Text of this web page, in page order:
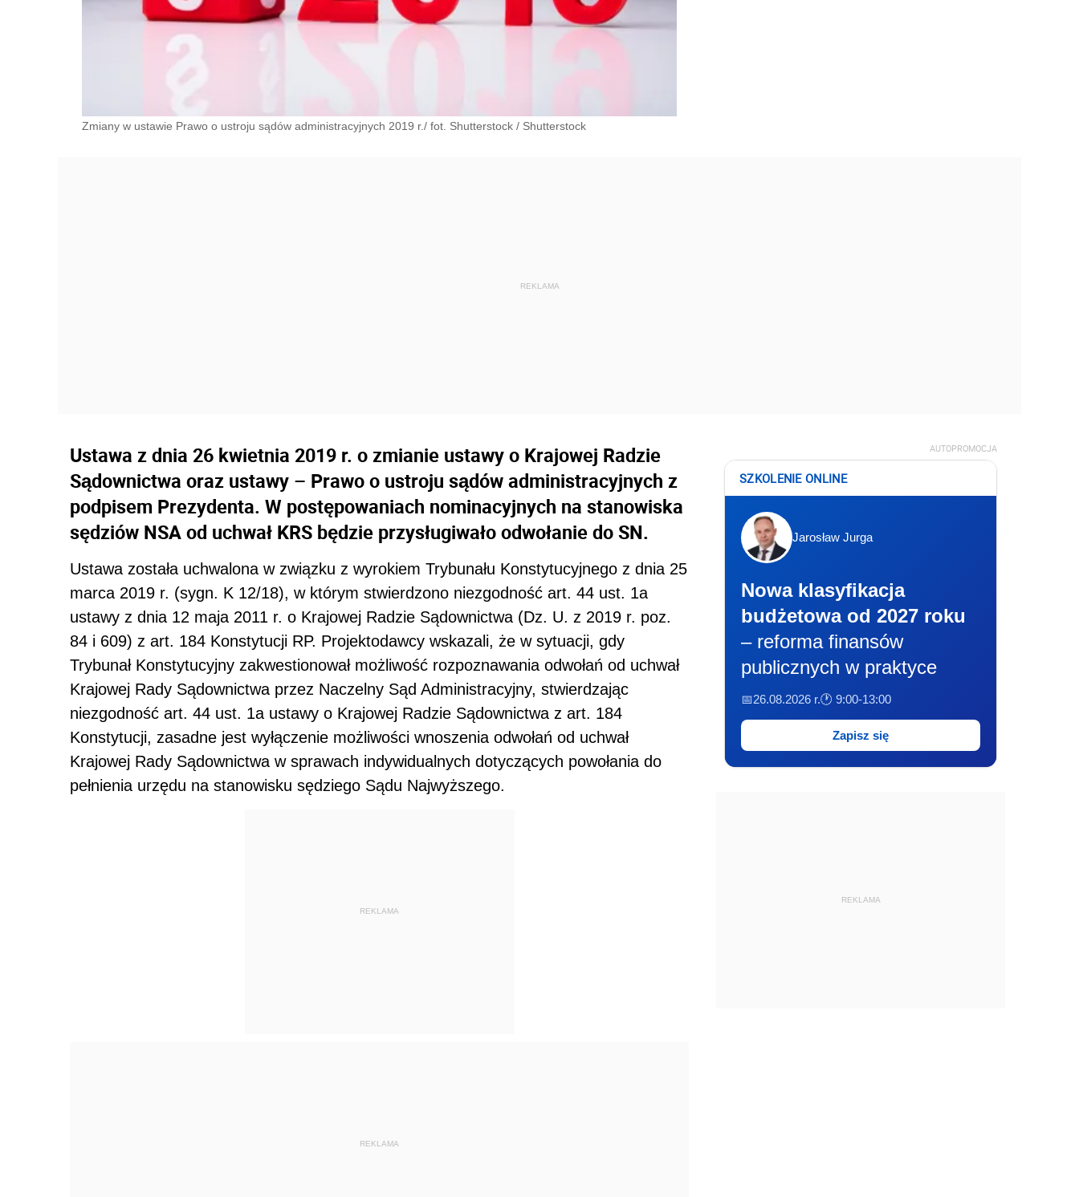
Zmiany w ustawie Prawo o ustroju sądów administracyjnych 2019 r./ fot. Shutterstock / Shutterstock
Ustawa z dnia 26 kwietnia 2019 r. o zmianie ustawy o Krajowej Radzie
Sądownictwa oraz ustawy – Prawo o ustroju sądów administracyjnych z
podpisem Prezydenta. W postępowaniach nominacyjnych na stanowiska
sędziów NSA od uchwał KRS będzie przysługiwało odwołanie do SN.
Ustawa została uchwalona w związku z wyrokiem Trybunału Konstytucyjnego z dnia 25
marca 2019 r. (sygn. K 12/18), w którym stwierdzono niezgodność art. 44 ust. 1a
ustawy z dnia 12 maja 2011 r. o Krajowej Radzie Sądownictwa (Dz. U. z 2019 r. poz.
84 i 609) z art. 184 Konstytucji RP. Projektodawcy wskazali, że w sytuacji, gdy
Trybunał Konstytucyjny zakwestionował możliwość rozpoznawania odwołań od uchwał
Krajowej Rady Sądownictwa przez Naczelny Sąd Administracyjny, stwierdzając
niezgodność art. 44 ust. 1a ustawy o Krajowej Radzie Sądownictwa z art. 184
Konstytucji, zasadne jest wyłączenie możliwości wnoszenia odwołań od uchwał
Krajowej Rady Sądownictwa w sprawach indywidualnych dotyczących powołania do
pełnienia urzędu na stanowisku sędziego Sądu Najwyższego.
REKLAMA
REKLAMA
AUTOPROMOCJA
SZKOLENIE ONLINE
Jarosław Jurga
Nowa klasyfikacja
budżetowa od 2027 roku
– reforma finansów
publicznych w praktyce
📅26.08.2026 r.🕐 9:00-13:00
Zapisz się
REKLAMA